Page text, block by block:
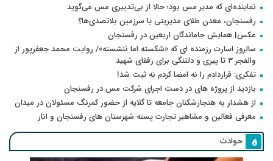
نماینده‌ای که مدیر مس بود؛ حالا از بی‌تدبیری مس می‌گوید
رفسنجان، معدن طلای مدیریتی یا سرزمین بلاتصدی‌ها؟
عکس| همایش جاماندگان اربعین در رفسنجان
سالروز اسارت رزمنده ای که «شکسته اما ننشسته»/ روایت محمد جعفرپور از
والفجر ۳ تا پیری و دلتنگی برای رفقای شهید
تفکری: قراردادم را نه امضا کردم نه ثبت شد!
بازدید از پروژه های در دست اجرای شرکت مس در رفسنجان
از هشدار به هنجارشکنان جامعه تا گلایه از حضور کمرنگ مسئولان در میدان
معرفی فعالین و مشاهیر تجارت پسته شهرستان های رفسنجان و انار
حوادث